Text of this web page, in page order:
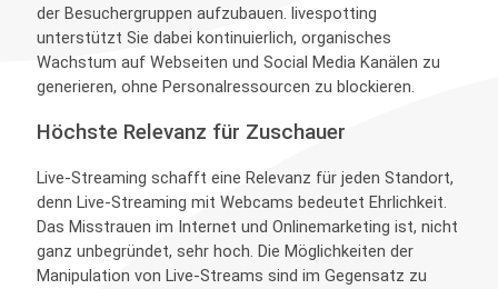
der Besuchergruppen aufzubauen. livespotting
unterstützt Sie dabei kontinuierlich, organisches
Wachstum auf Webseiten und Social Media Kanälen zu
generieren, ohne Personalressourcen zu blockieren.
Höchste Relevanz für Zuschauer
Live-Streaming schafft eine Relevanz für jeden Standort,
denn Live-Streaming mit Webcams bedeutet Ehrlichkeit.
Das Misstrauen im Internet und Onlinemarketing ist, nicht
ganz unbegründet, sehr hoch. Die Möglichkeiten der
Manipulation von Live-Streams sind im Gegensatz zu